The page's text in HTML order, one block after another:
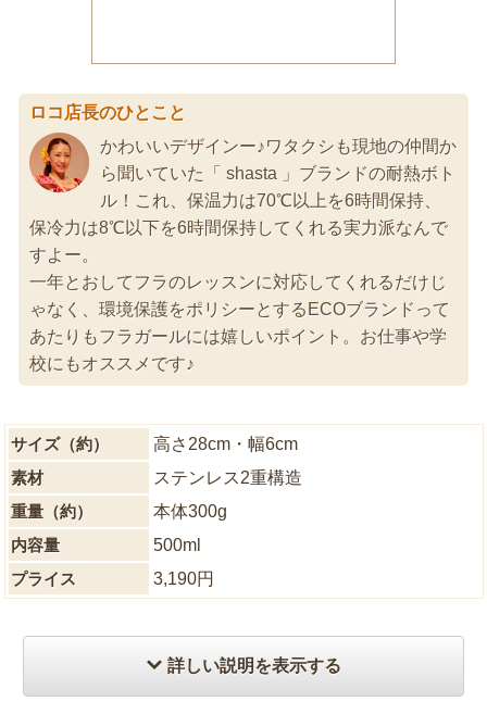
ロコ店長のひとこと
かわいいデザインー♪ワタクシも現地の仲間か
ら聞いていた「 shasta 」ブランドの耐熱ボト
ル！これ、保温力は70℃以上を6時間保持、
保冷力は8℃以下を6時間保持してくれる実力派なんで
すよー。
一年とおしてフラのレッスンに対応してくれるだけじ
ゃなく、環境保護をポリシーとするECOブランドって
あたりもフラガールには嬉しいポイント。お仕事や学
校にもオススメです♪
サイズ（約）
高さ28cm・幅6cm
素材
ステンレス2重構造
重量（約）
本体300g
内容量
500ml
プライス
3,190円
詳しい説明を表示する